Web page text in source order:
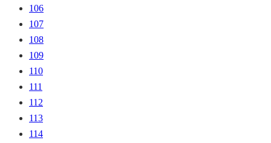
106
107
108
109
110
111
112
113
114